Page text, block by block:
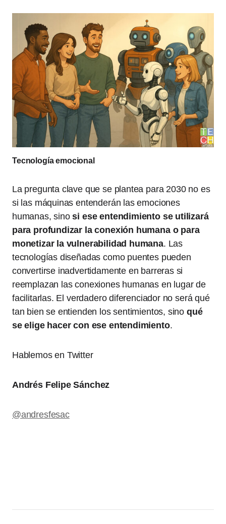
Tecnología emocional
La pregunta clave que se plantea para 2030 no es
si las máquinas entenderán las emociones
humanas, sinosi ese entendimiento se utilizará
para profundizar la conexión humana o para
monetizar la vulnerabilidad humana. Las
tecnologías diseñadas como puentes pueden
convertirse inadvertidamente en barreras si
reemplazan las conexiones humanas en lugar de
facilitarlas. El verdadero diferenciador no será qué
tan bien se entienden los sentimientos, sino qué
se elige hacer con ese entendimiento.
Hablemos en Twitter
Andrés Felipe Sánchez
@andresfesac